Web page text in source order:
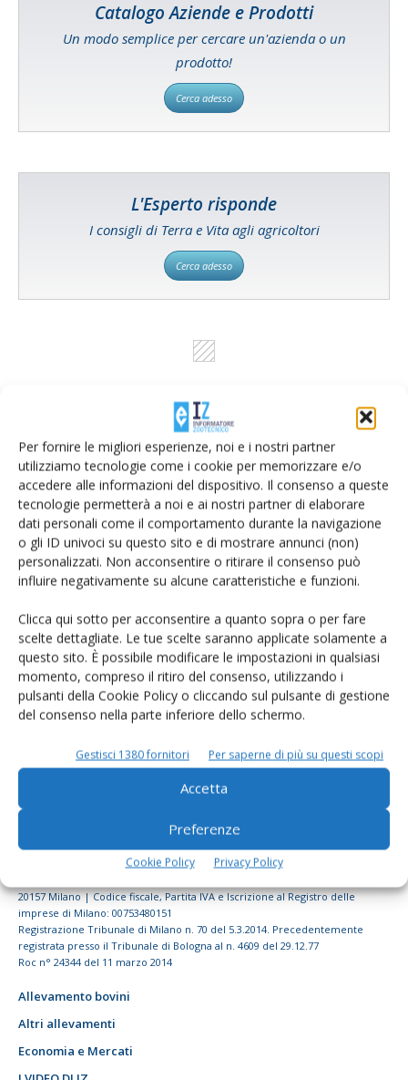
Per fornire le migliori esperienze, noi e i nostri partner
utilizziamo tecnologie come i cookie per memorizzare e/o
accedere alle informazioni del dispositivo. Il consenso a queste
tecnologie permetterà a noi e ai nostri partner di elaborare
dati personali come il comportamento durante la navigazione
o gli ID univoci su questo sito e di mostrare annunci (non)
personalizzati. Non acconsentire o ritirare il consenso può
influire negativamente su alcune caratteristiche e funzioni.
Clicca qui sotto per acconsentire a quanto sopra o per fare
scelte dettagliate. Le tue scelte saranno applicate solamente a
questo sito. È possibile modificare le impostazioni in qualsiasi
momento, compreso il ritiro del consenso, utilizzando i
pulsanti della Cookie Policy o cliccando sul pulsante di gestione
del consenso nella parte inferiore dello schermo.
Gestisci 1380 fornitori Per saperne di più su questi scopi
Accetta
Preferenze
Cookie Policy Privacy Policy
Catalogo Aziende e Prodotti
Un modo semplice per cercare un'azienda o un
prodotto!
Cerca adesso
L'Esperto risponde
I consigli di Terra e Vita agli agricoltori
Cerca adesso
Rimani aggiornato sul mondo
dell’agricoltura
Iscriviti alle nostre newsletter
20157 Milano | Codice fiscale, Partita IVA e Iscrizione al Registro delle
imprese di Milano: 00753480151
Registrazione Tribunale di Milano n. 70 del 5.3.2014. Precedentemente
registrata presso il Tribunale di Bologna al n. 4609 del 29.12.77
Roc n° 24344 del 11 marzo 2014
Allevamento bovini
Altri allevamenti
Economia e Mercati